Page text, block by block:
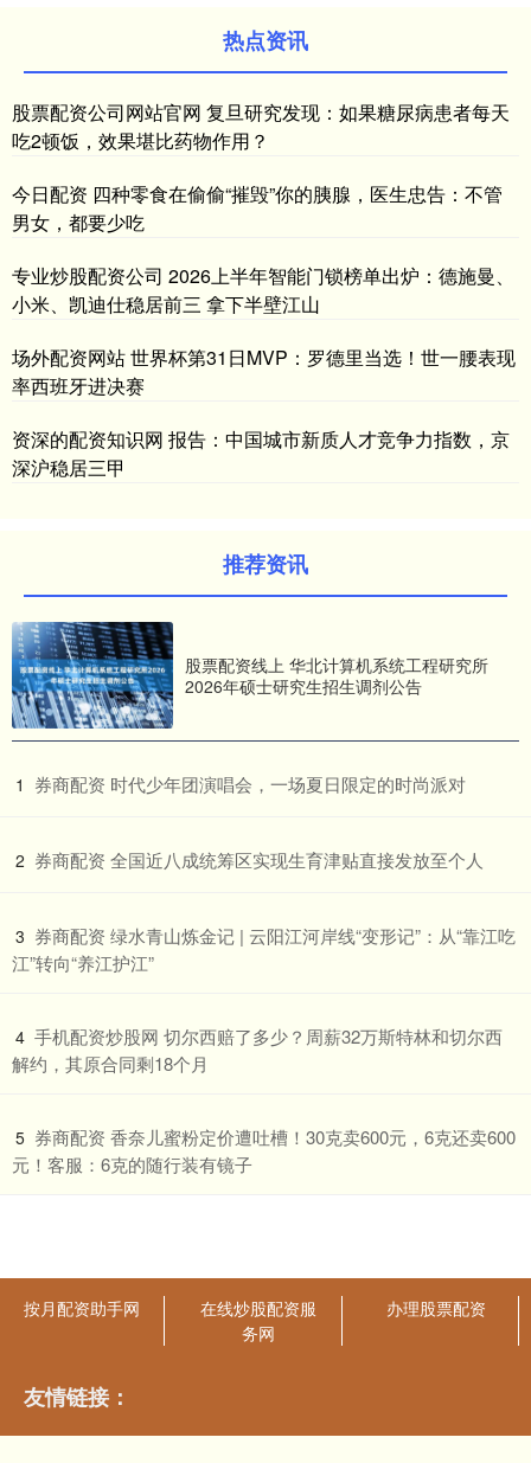
热点资讯
股票配资公司网站官网 复旦研究发现：如果糖尿病患者每天
吃2顿饭，效果堪比药物作用？
今日配资 四种零食在偷偷“摧毁”你的胰腺，医生忠告：不管
男女，都要少吃
专业炒股配资公司 2026上半年智能门锁榜单出炉：德施曼、
小米、凯迪仕稳居前三 拿下半壁江山
场外配资网站 世界杯第31日MVP：罗德里当选！世一腰表现
率西班牙进决赛
资深的配资知识网 报告：中国城市新质人才竞争力指数，京
深沪稳居三甲
推荐资讯
股票配资线上 华北计算机系统工程研究所
2026年硕士研究生招生调剂公告
1 ​券商配资 时代少年团演唱会，一场夏日限定的时尚派对
2 ​券商配资 全国近八成统筹区实现生育津贴直接发放至个人
3 ​券商配资 绿水青山炼金记 | 云阳江河岸线“变形记”：从“靠江吃
江”转向“养江护江”
4 ​手机配资炒股网 切尔西赔了多少？周薪32万斯特林和切尔西
解约，其原合同剩18个月
5 ​券商配资 香奈儿蜜粉定价遭吐槽！30克卖600元，6克还卖600
元！客服：6克的随行装有镜子
按月配资助手网
在线炒股配资服
务网
办理股票配资
友情链接：